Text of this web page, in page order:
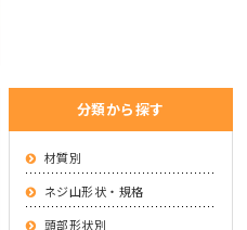
分類から探す
材質別
ネジ山形状・規格
頭部形状別